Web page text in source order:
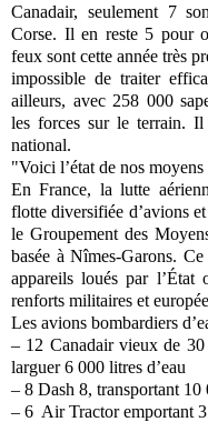
Canadair, seulement 7
Corse. Il en reste 5 pour
feux sont cette année très
impossible de traiter
ailleurs, avec 258 000
les forces sur le terrain.
national.
"Voici l’état de nos
En France, la lutte
flotte diversifiée d’avions
le Groupement des
basée à Nîmes-Garons.
appareils loués par l’État
renforts militaires et
Les avions bombardiers
– 12 Canadair vieux de 30
larguer 6 000 litres d’eau
– 8 Dash 8, transportant 10
– 6 Air Tractor emportant 3